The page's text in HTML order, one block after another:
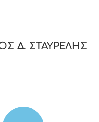
Δ. ΣΤΑΥΡΕΛΗΣ